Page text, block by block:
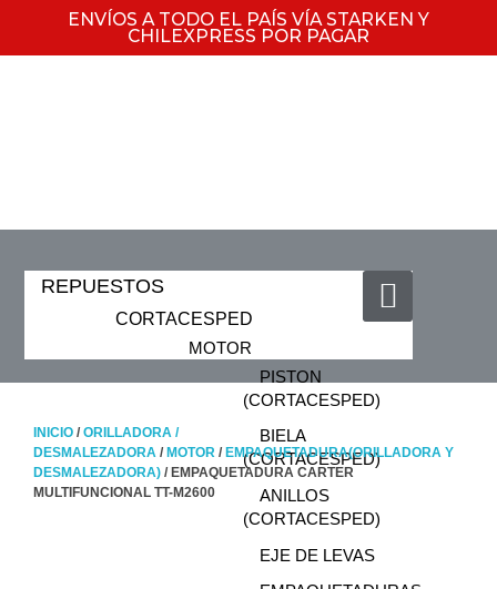
ENVÍOS A TODO EL PAÍS VÍA STARKEN Y
CHILEXPRESS POR PAGAR
REPUESTOS
CORTACESPED
MOTOR
PISTON
(CORTACESPED)
BIELA
(CORTACESPED)
ANILLOS
(CORTACESPED)
EJE DE LEVAS
INICIO / ORILLADORA /
DESMALEZADORA / MOTOR / EMPAQUETADURA(ORILLADORA Y
DESMALEZADORA) / EMPAQUETADURA CARTER
MULTIFUNCIONAL TT-M2600